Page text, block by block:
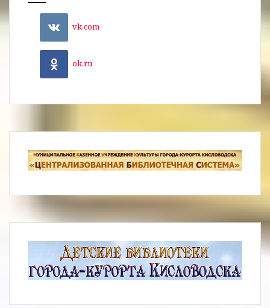
vk.com
ok.ru